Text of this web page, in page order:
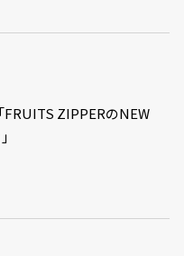
ZIPPERのNEW